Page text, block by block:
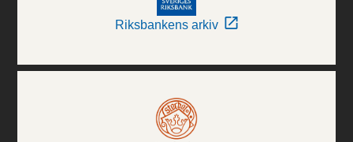
Riksbankens arkiv